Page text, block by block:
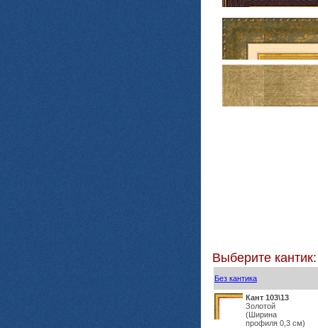
Выберите кантик:
Без кантика
Кант 103\13
Золотой
(Ширина
профиля 0,3 см)